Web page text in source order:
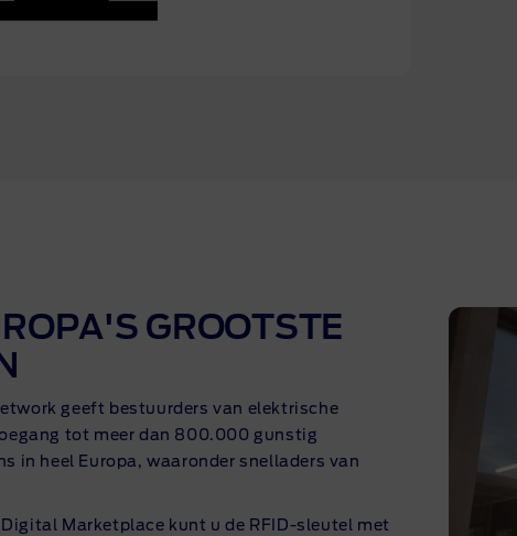
GROOTSTE
geeft bestuurders van elektrische
tot meer dan 800.000 gunstig
in heel Europa, waaronder snelladers van
Marketplace kunt u de RFID-sleutel met